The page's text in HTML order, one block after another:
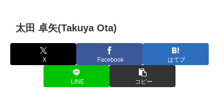
太田 卓矢(Takuya Ota)
X Facebook はてブ
LINE コピー